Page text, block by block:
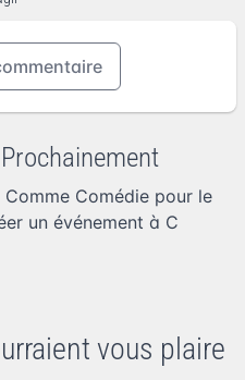
Prochainement
Comédie pour le
un événement à C
vous plaire